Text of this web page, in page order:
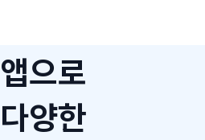
앱으로
다양한